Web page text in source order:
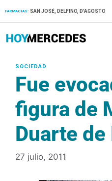
FARMACIAS: SAN JOSÉ, DELFINO, D'AGOSTO
Fue
figura de
Duarte de
27 julio, 2011